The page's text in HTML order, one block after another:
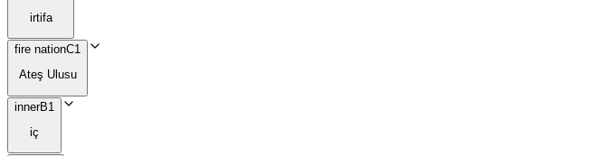
irtifa
fire nationC1
Ateş Ulusu
innerB1
iç